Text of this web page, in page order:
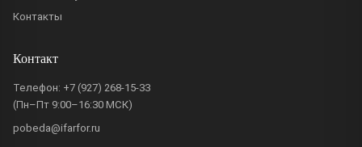
Контакты
Контакт
Телефон: +7 (927) 268-15-33
(Пн–Пт 9:00–16:30 МСК)
pobeda@ifarfor.ru